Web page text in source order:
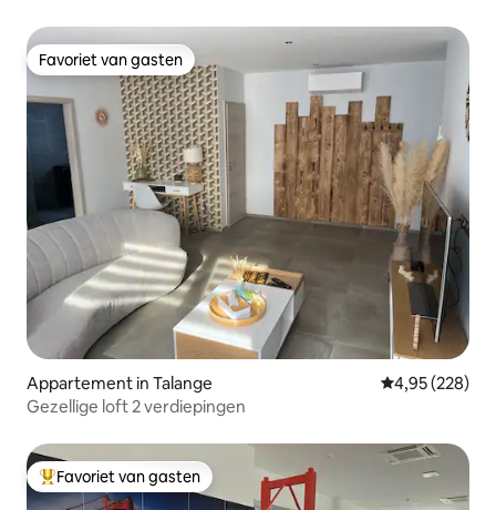
Favoriet van gasten
Favoriet van gasten
Appartement in Talange Gemiddelde
4,95 (228)
Gezellige loft 2 verdiepingen
Topfavoriet van gasten
Favoriet van gasten